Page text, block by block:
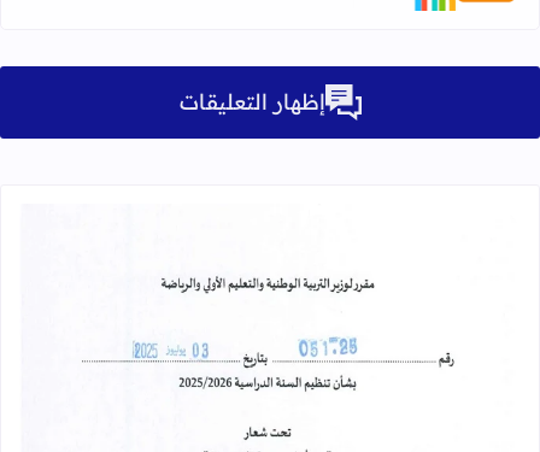
إظهار التعليقات
قراءة المزيد عن مقرر تنظيم السنة الدراسية